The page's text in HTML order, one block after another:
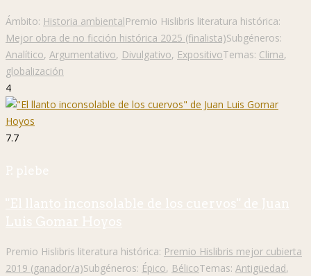
Ámbito: Historia ambientalPremio Hislibris literatura histórica:
Mejor obra de no ficción histórica 2025 (finalista)Subgéneros:
Analítico, Argumentativo, Divulgativo, ExpositivoTemas: Clima,
globalización
4
7.7
P. plebe
"El llanto inconsolable de los cuervos" de Juan
Luis Gomar Hoyos
Premio Hislibris literatura histórica: Premio Hislibris mejor cubierta
2019 (ganador/a)Subgéneros: Épico, BélicoTemas: Antigüedad,